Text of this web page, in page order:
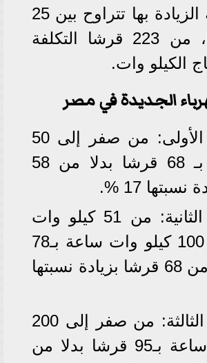
كانت نسبة الزيادة بها تتراوح بين 25
و30 قرشًا، من 223 قرشا التكلفة
الكيلو وات.
الجديدة في مصر
الشريحة الأولى: من صفر إلى 50
كيلو وات بـ 68 قرشا بدلا من 58
17 %.
الشريحة الثانية: من 51 كيلو وات
ساعة إلى 100 كيلو وات ساعة بـ78
قرشا بدلا من 68 قرشا بزيادة نسبتها
الشريحة الثالثة: من صفر إلى 200
كيلو وات ساعة بـ95 قرشا بدلا من